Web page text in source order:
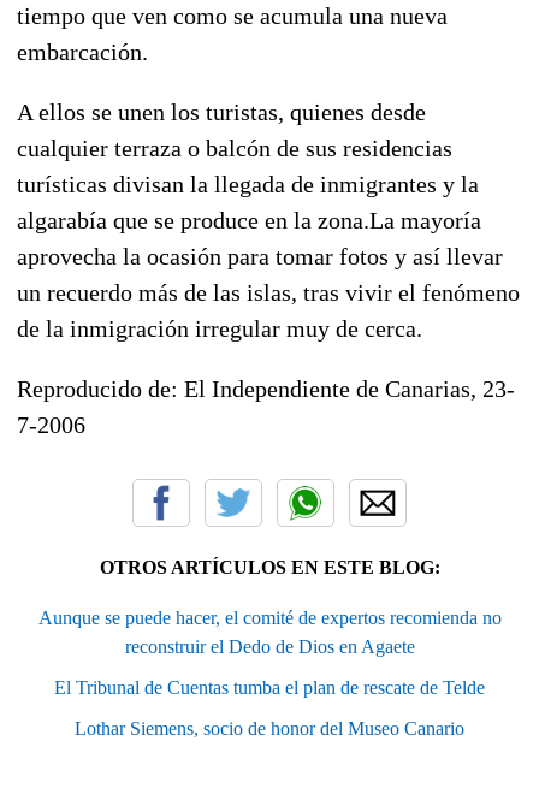
tiempo que ven como se acumula una nueva
embarcación.
A ellos se unen los turistas, quienes desde
cualquier terraza o balcón de sus residencias
turísticas divisan la llegada de inmigrantes y la
algarabía que se produce en la zona.La mayoría
aprovecha la ocasión para tomar fotos y así llevar
un recuerdo más de las islas, tras vivir el fenómeno
de la inmigración irregular muy de cerca.
Reproducido de: El Independiente de Canarias, 23-
7-2006
OTROS ARTÍCULOS EN ESTE BLOG:
Aunque se puede hacer, el comité de expertos recomienda no
reconstruir el Dedo de Dios en Agaete
El Tribunal de Cuentas tumba el plan de rescate de Telde
Lothar Siemens, socio de honor del Museo Canario